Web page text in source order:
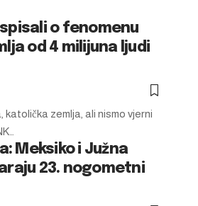
o fenomenu
od 4 milijuna ljudi
katolička zemlja, ali nismo vjerni
Meksiko i Južna
23. nogometni